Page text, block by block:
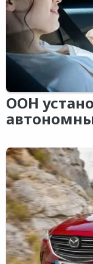
ООН